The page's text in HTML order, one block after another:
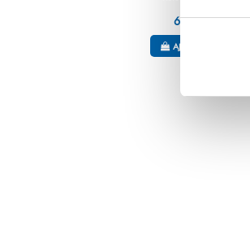
62,01 €
AJOUTER AU PANIER